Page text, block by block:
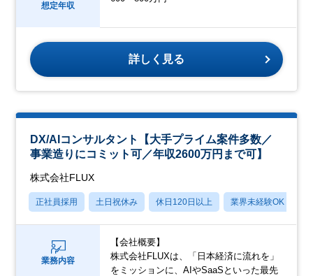
想定年収
詳しく見る
DX/AIコンサルタント【大手プライム案件多数／
事業造りにコミット可／年収2600万円まで可】
株式会社FLUX
正社員採用 土日祝休み 休日120日以上 業界未経験OK
業務内容
【会社概要】
株式会社FLUXは、「日本経済に流れを」
をミッションに、AIやSaaSといった最先